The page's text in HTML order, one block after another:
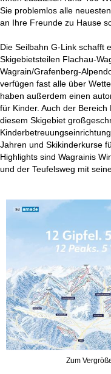
Sie problemlos alle
an Ihre Freunde zu Hause
Die Seilbahn G-Link schafft
Skigebietsteilen Flachau-
Wagrain/Grafenberg-
verfügen fast alle über
haben außerdem einen
für Kinder. Auch der
diesem Skigebiet
Jahren und Skikinderkurse
Highlights sind Wagrainis
und der Teufelsweg mit
Zum